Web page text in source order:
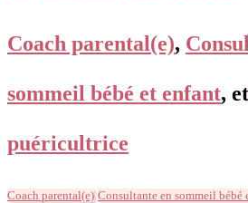
Coach parental(e),
sommeil bébé et enfant, et
puéricultrice
Coach parental(e) Consultante en sommeil bébé